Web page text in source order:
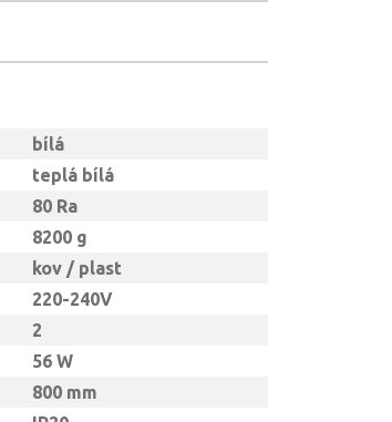
bílá
teplá bílá
80 Ra
8200 g
kov / plast
220-240V
2
56 W
800 mm